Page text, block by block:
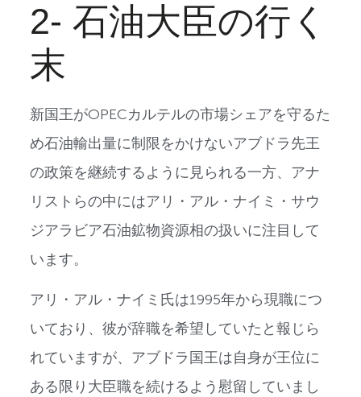
2- 石油大臣の行く
末
新国王がOPECカルテルの市場シェアを守るた
め石油輸出量に制限をかけないアブドラ先王
の政策を継続するように見られる一方、アナ
リストらの中にはアリ・アル・ナイミ・サウ
ジアラビア石油鉱物資源相の扱いに注目して
います。
アリ・アル・ナイミ氏は1995年から現職につ
いており、彼が辞職を希望していたと報じら
れていますが、アブドラ国王は自身が王位に
ある限り大臣職を続けるよう慰留していまし